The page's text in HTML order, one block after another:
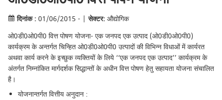
दिनांक :01/06/2015 - |सेक्टर:औद्योगिक
ओ0डी0ओ0पी0 वित्त पोषण योजना- एक जनपद एक उत्पाद (ओ0डी0ओ0पी0)
कार्यक्रम के अन्तर्गत चिन्हित ओ0डी0ओ0पी0 उत्पादों की विभिन्न विधाओं में कार्यरत
अथवा कार्य करने के इच्छुक व्यक्तियों के लिये ‘‘एक जनपद एक उत्पाद’’ कार्यक्रम के
अंतर्गत निम्नांकित मार्गदर्शक सिद्धान्तों के अधीन वित्त पोषण हेतु सहायता योजना संचालित
है।
योजनान्तर्गत वित्तीय अनुदान :